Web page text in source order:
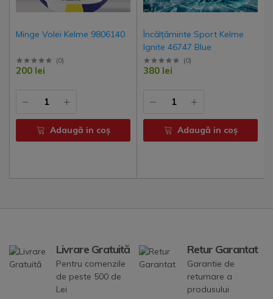
Minge Volei Kelme 9806140
(0)
200 lei
Adaugă in coş
Încălțăminte Sport Kelme
Ignite 46747 Blue
(0)
380 lei
Adaugă in coş
Livrare Gratuită
Pentru comenzile
de peste 500 de
Lei
Retur Garantat
Garantie de
returnare a
produsului